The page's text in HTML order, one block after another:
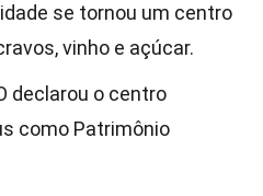
se tornou um centro
vinho e açúcar.
declarou o centro
como Patrimônio